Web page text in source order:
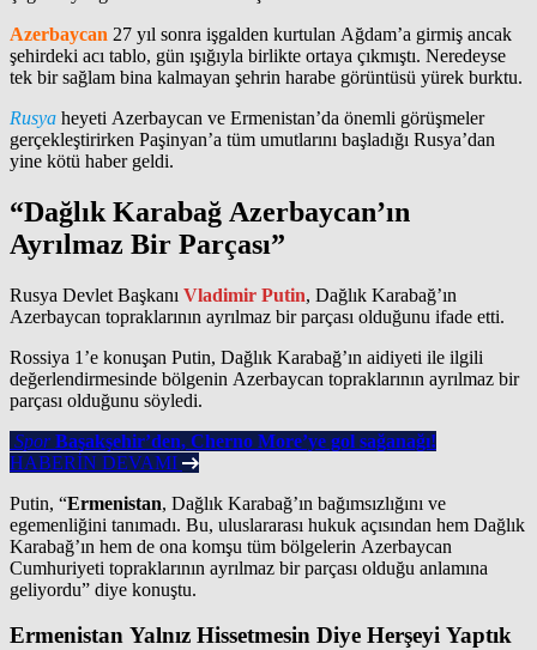
Azerbaycan 27 yıl sonra işgalden kurtulan Ağdam’a girmiş ancak
şehirdeki acı tablo, gün ışığıyla birlikte ortaya çıkmıştı. Neredeyse
tek bir sağlam bina kalmayan şehrin harabe görüntüsü yürek burktu.
Rusya heyeti Azerbaycan ve Ermenistan’da önemli görüşmeler
gerçekleştirirken Paşinyan’a tüm umutlarını başladığı Rusya’dan
yine kötü haber geldi.
“Dağlık Karabağ Azerbaycan’ın
Ayrılmaz Bir Parçası”
Rusya Devlet Başkanı Vladimir Putin, Dağlık Karabağ’ın
Azerbaycan topraklarının ayrılmaz bir parçası olduğunu ifade etti.
Rossiya 1’e konuşan Putin, Dağlık Karabağ’ın aidiyeti ile ilgili
değerlendirmesinde bölgenin Azerbaycan topraklarının ayrılmaz bir
parçası olduğunu söyledi.
Spor Başakşehir’den, Cherno More’ye gol sağanağı!
HABERİN DEVAMI
Putin, “Ermenistan, Dağlık Karabağ’ın bağımsızlığını ve
egemenliğini tanımadı. Bu, uluslararası hukuk açısından hem Dağlık
Karabağ’ın hem de ona komşu tüm bölgelerin Azerbaycan
Cumhuriyeti topraklarının ayrılmaz bir parçası olduğu anlamına
geliyordu” diye konuştu.
Ermenistan Yalnız Hissetmesin Diye Herşeyi Yaptık